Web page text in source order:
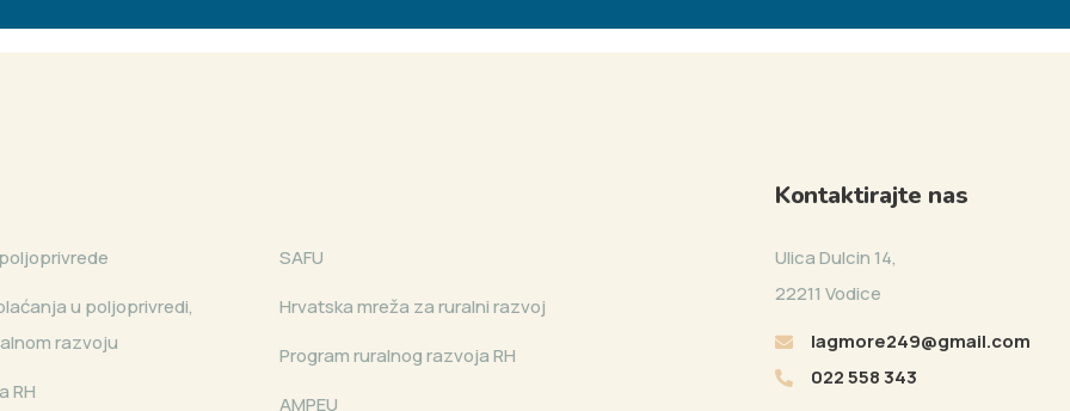
u poljoprivredi,
razvoju
RH
SAFU
Hrvatska mreža za ruralni razvoj
Program ruralnog razvoja RH
AMPEU
Kontaktirajte nas
Ulica Dulcin 14,
22211 Vodice
lagmore249@gmail.com
022 558 343